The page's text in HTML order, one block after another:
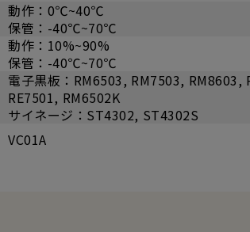
動作：0℃~40℃
保管：-40℃~70℃
動作：10%~90%
保管：-40℃~70℃
電子黒板：RM6503, RM7503,
RE7501, RM6502K
サイネージ：ST4302, ST4302S
VC01A